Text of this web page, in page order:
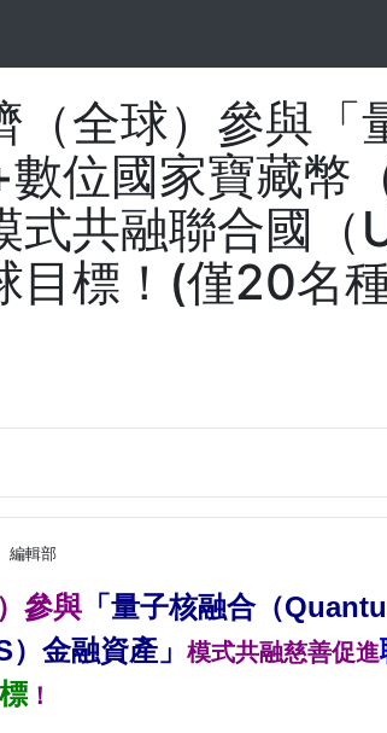
（全球）參與「
數位國家寶藏幣
式共融聯合國（
目標！(僅20名
編輯部
參與 「量子核融合（
金融資產」 模式共融慈善促進
！